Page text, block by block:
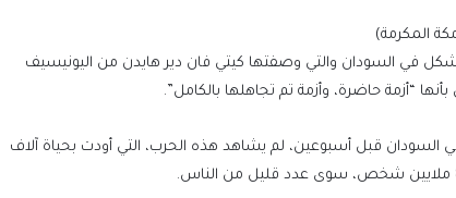
تتشكل في السودان والتي وصفتها كيتي فان دير هايدن من اليونيسيف
“أزمة حاضرة، وأزمة تم تجاهلها بالكامل”.
السودان قبل أسبوعين، لم يشاهد هذه الحرب، التي أودت بحياة آلاف